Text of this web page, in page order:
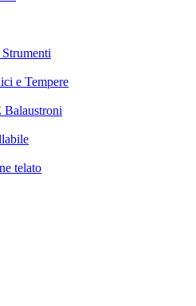
e Tempere
Balaustroni
telato